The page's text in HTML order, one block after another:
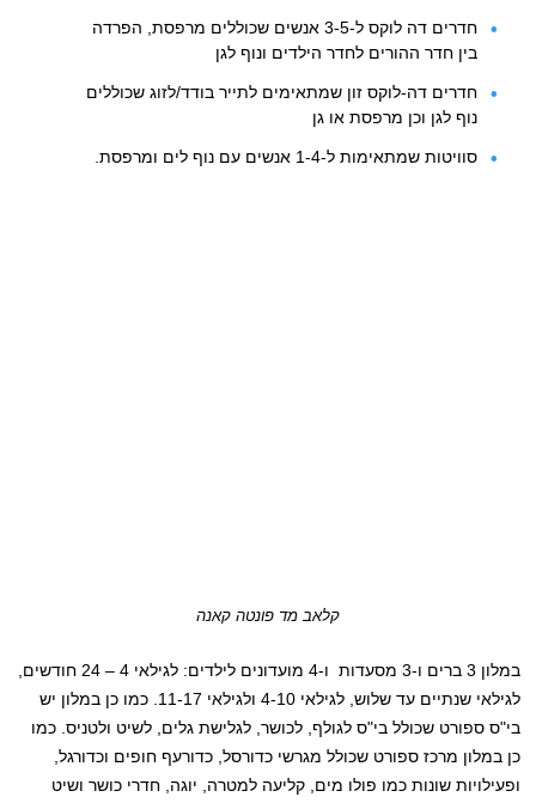
חדרים דה לוקס ל-3-5 אנשים שכוללים מרפסת, הפרדה
בין חדר ההורים לחדר הילדים ונוף לגן
חדרים דה-לוקס זון שמתאימים לתייר בודד/לזוג שכוללים
נוף לגן וכן מרפסת או גן
סוויטות שמתאימות ל-1-4 אנשים עם נוף לים ומרפסת.
קלאב מד פונטה קאנה
במלון 3 ברים ו-3 מסעדות ו-4 מועדונים לילדים: לגילאי 4 – 24 חודשים,
לגילאי שנתיים עד שלוש, לגילאי 4-10 ולגילאי 11-17. כמו כן במלון יש
בי"ס ספורט שכולל בי"ס לגולף, לכושר, לגלישת גלים, לשיט ולטניס. כמו
כן במלון מרכז ספורט שכולל מגרשי כדורסל, כדורעף חופים וכדורגל,
ופעילויות שונות כמו פולו מים, קליעה למטרה, יוגה, חדרי כושר ושיט